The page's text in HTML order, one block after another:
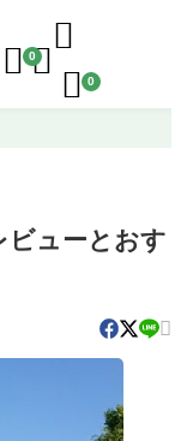
 0

 0
ビューとおす
